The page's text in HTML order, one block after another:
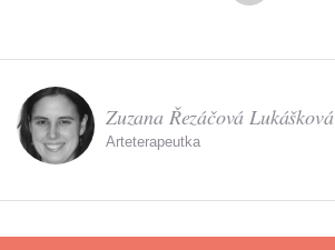
Zuzana Řezáčová Lukášková
Arteterapeutka